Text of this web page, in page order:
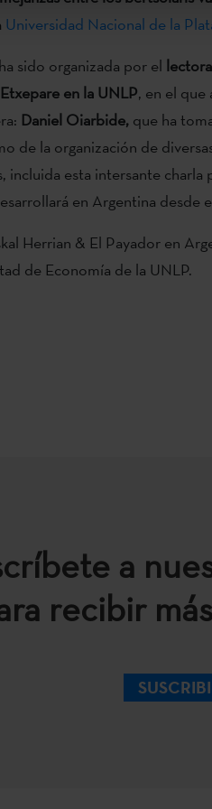
Universidad Nacional de la
sido organizada por el
en la UNLP, en el que
Daniel Oiarbide,que ha
de la organización de
incluida esta intersante
en Argentina desde
Herrian & El Payador en
de Economía de la UNLP.
a
recibir